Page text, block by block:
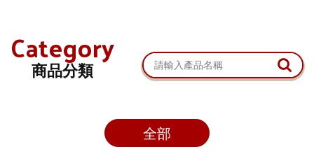
Category
商品分類
全部